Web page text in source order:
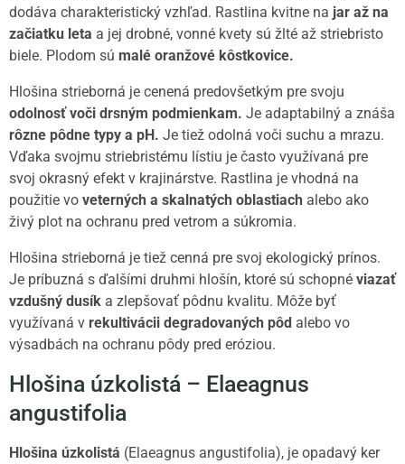
dodáva charakteristický vzhľad. Rastlina kvitne na jar až na
začiatku leta a jej drobné, vonné kvety sú žlté až striebristo
biele. Plodom sú malé oranžové kôstkovice.
Hlošina strieborná je cenená predovšetkým pre svoju
odolnosť voči drsným podmienkam. Je adaptabilný a znáša
rôzne pôdne typy a pH. Je tiež odolná voči suchu a mrazu.
Vďaka svojmu striebristému lístiu je často využívaná pre
svoj okrasný efekt v krajinárstve. Rastlina je vhodná na
použitie vo veterných a skalnatých oblastiach alebo ako
živý plot na ochranu pred vetrom a súkromia.
Hlošina strieborná je tiež cenná pre svoj ekologický prínos.
Je príbuzná s ďalšími druhmi hlošín, ktoré sú schopné viazať
vzdušný dusík a zlepšovať pôdnu kvalitu. Môže byť
využívaná v rekultivácii degradovaných pôd alebo vo
výsadbách na ochranu pôdy pred eróziou.
Hlošina úzkolistá – Elaeagnus
angustifolia
Hlošina úzkolistá (Elaeagnus angustifolia), je opadavý ker